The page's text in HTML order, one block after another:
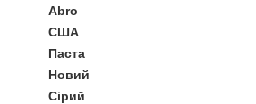
Abro
США
Паста
Новий
Сірий